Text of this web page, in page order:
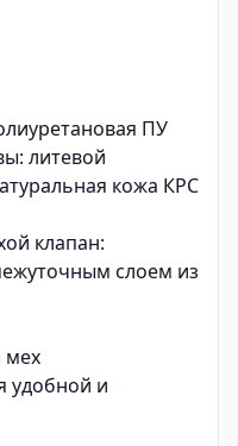
ПУ
литевой
кожа КРС
клапан:
слоем из
мех
удобной и